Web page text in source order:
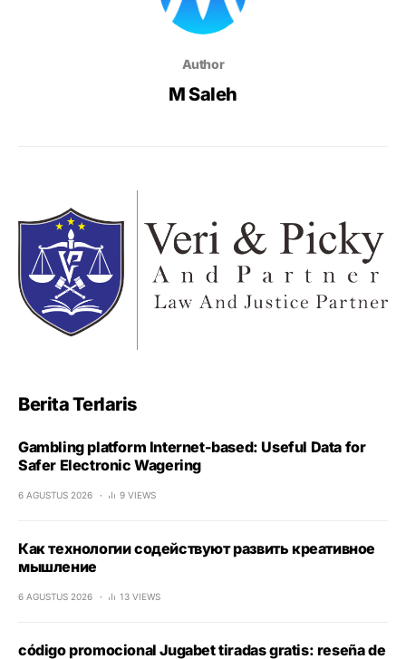
Author
M Saleh
Berita Terlaris
Gambling platform Internet-based: Useful Data for
Safer Electronic Wagering
6 AGUSTUS 2026 9 VIEWS
Как технологии содействуют развить креативное
мышление
6 AGUSTUS 2026 13 VIEWS
código promocional Jugabet tiradas gratis: reseña de